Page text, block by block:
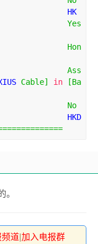
HK
Yes
Hon
Ass
Cable] in [Ba
No
HKD
道|加入电报群